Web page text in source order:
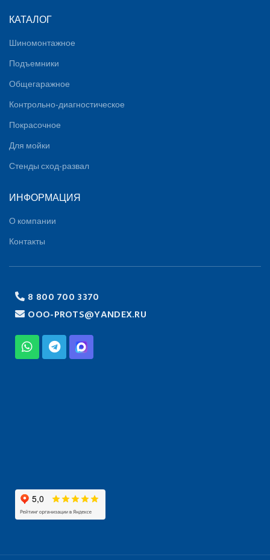
КАТАЛОГ
Шиномонтажное
Подъемники
Общегаражное
Контрольно-диагностическое
Покрасочное
Для мойки
Стенды сход-развал
ИНФОРМАЦИЯ
О компании
Контакты
8 800 700 3370
OOO-PROTS@YANDEX.RU